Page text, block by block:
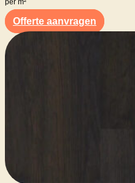
per m²
Offerte aanvragen